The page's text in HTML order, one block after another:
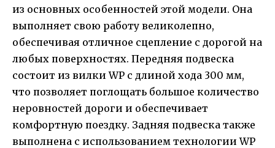
из основных особенностей этой модели. Она
выполняет свою работу великолепно,
обеспечивая отличное сцепление с дорогой на
любых поверхностях. Передняя подвеска
состоит из вилки WP с длиной хода 300 мм,
что позволяет поглощать большое количество
неровностей дороги и обеспечивает
комфортную поездку. Задняя подвеска также
выполнена с использованием технологии WP